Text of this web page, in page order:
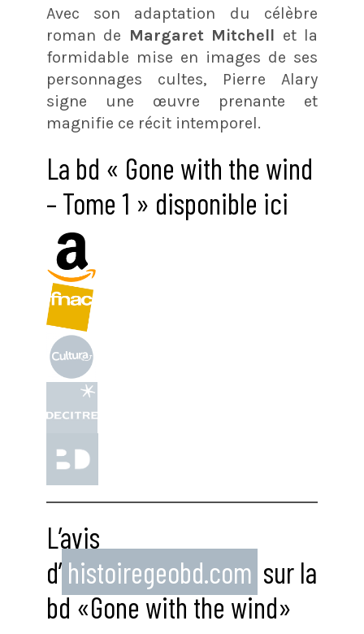
Avec son adaptation du célèbre
roman de Margaret Mitchell et la
formidable mise en images de ses
personnages cultes, Pierre Alary
signe une œuvre prenante et
magnifie ce récit intemporel.
La bd « Gone with the wind
– Tome 1 » disponible ici
L’avis
d’ histoiregeobd.com sur la
bd «Gone with the wind»